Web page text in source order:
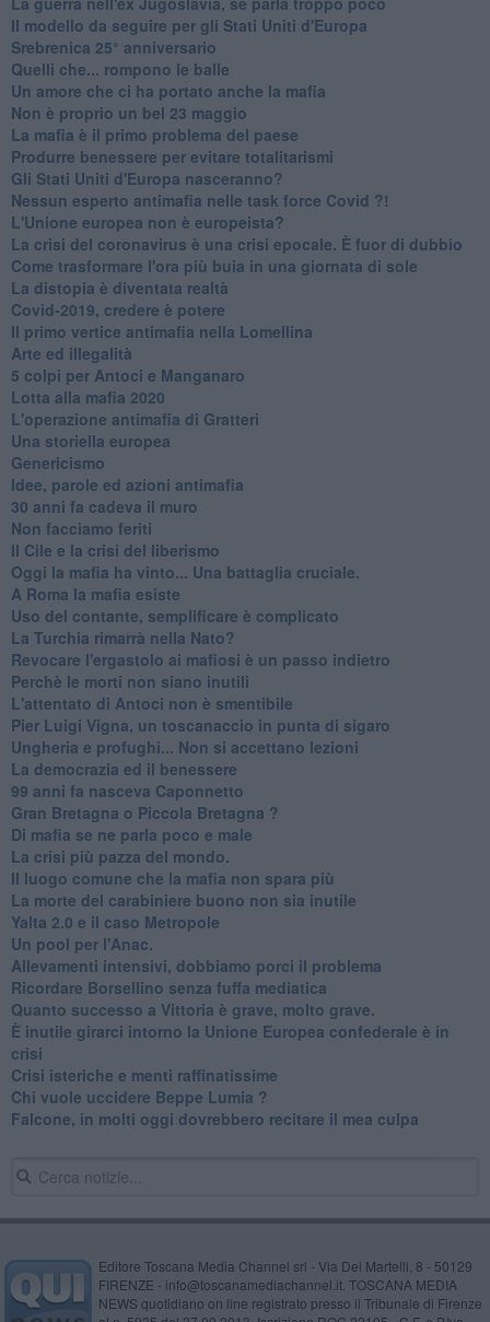
Il modello da seguire per gli Stati Uniti d'Europa
Srebrenica 25° anniversario
Quelli che... rompono le balle
Un amore che ci ha portato anche la mafia
Non è proprio un bel 23 maggio
La mafia è il primo problema del paese
Produrre benessere per evitare totalitarismi
Gli Stati Uniti d'Europa nasceranno?
Nessun esperto antimafia nelle task force Covid ?!
L'Unione europea non è europeista?
La crisi del coronavirus è una crisi epocale. È fuor di dubbio
Come trasformare l'ora più buia in una giornata di sole
​La distopia è diventata realtà
Covid-2019, credere è potere
Il primo vertice antimafia nella Lomellina
Arte ed illegalità
​5 colpi per Antoci e Manganaro
Lotta alla mafia 2020
L'operazione antimafia di Gratteri
Una storiella europea
Genericismo
Idee, parole ed azioni antimafia
30 anni fa cadeva il muro
Non facciamo feriti
Il Cile e la crisi del liberismo
Oggi la mafia ha vinto... Una battaglia cruciale.
A Roma la mafia esiste
Uso del contante, semplificare è complicato
La Turchia rimarrà nella Nato?
Revocare l'ergastolo ai mafiosi è un passo indietro
Perchè le morti non siano inutili
L'attentato di Antoci non è smentibile
Pier Luigi Vigna, un toscanaccio in punta di sigaro
Ungheria e profughi... Non si accettano lezioni
La democrazia ed il benessere
99 anni fa nasceva Caponnetto
Gran Bretagna o Piccola Bretagna ?
Di mafia se ne parla poco e male
La crisi più pazza del mondo.
Il luogo comune che la mafia non spara più
La morte del carabiniere buono non sia inutile
Yalta 2.0 e il caso Metropole
​Un pool per l'Anac.
Allevamenti intensivi, dobbiamo porci il problema
Ricordare Borsellino senza fuffa mediatica
​Quanto successo a Vittoria è grave, molto grave.
​È inutile girarci intorno la Unione Europea confederale è in
crisi
Crisi isteriche e menti raffinatissime
Chi vuole uccidere Beppe Lumia ?
Falcone, in molti oggi dovrebbero recitare il mea culpa
Editore Toscana Media Channel srl - Via Dei Martelli, 8 - 50129
FIRENZE - info@toscanamediachannel.it. TOSCANA MEDIA
NEWS quotidiano on line registrato presso il Tribunale di Firenze